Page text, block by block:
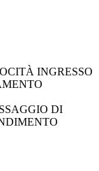
INGRESSO
DI